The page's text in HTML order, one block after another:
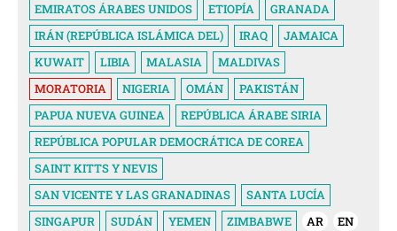
EMIRATOS ÁRABES UNIDOS
ETIOPÍA
GRANADA
IRÁN (REPÚBLICA ISLÁMICA DEL)
IRAQ
JAMAICA
KUWAIT
LIBIA MALASIA
MALDIVAS
MORATORIA
NIGERIA OMÁN
PAKISTÁN
PAPUA NUEVA GUINEA
REPÚBLICA ÁRABE SIRIA
REPÚBLICA POPULAR DEMOCRÁTICA DE COREA
SAINT KITTS Y NEVIS
SAN VICENTE Y LAS GRANADINAS
SANTA LUCÍA
SINGAPUR
SUDÁN YEMEN ZIMBABWE AR
EN